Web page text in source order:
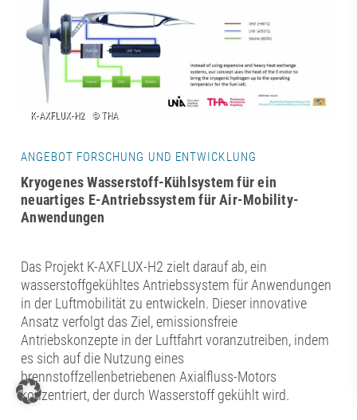
ANGEBOT FORSCHUNG UND ENTWICKLUNG
Kryogenes Wasserstoff-Kühlsystem für ein
neuartiges E-Antriebssystem für Air-Mobility-
Anwendungen
Das Projekt K-AXFLUX-H2 zielt darauf ab, ein
wasserstoffgekühltes Antriebssystem für Anwendungen
in der Luftmobilität zu entwickeln. Dieser innovative
Ansatz verfolgt das Ziel, emissionsfreie
Antriebskonzepte in der Luftfahrt voranzutreiben, indem
es sich auf die Nutzung eines
brennstoffzellenbetriebenen Axialfluss-Motors
konzentriert, der durch Wasserstoff gekühlt wird.